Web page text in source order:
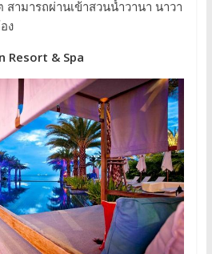
ามารถผ่านเข้าสวนน้ำวานา นาวา
ง
Resort & Spa